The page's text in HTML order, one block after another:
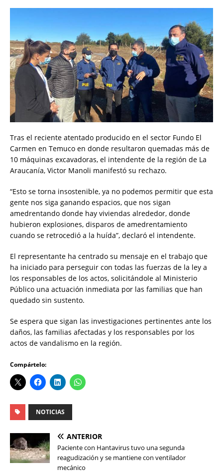
Tras el reciente atentado producido en el sector Fundo El
Carmen en Temuco en donde resultaron quemadas más de
10 máquinas excavadoras, el intendente de la región de La
Araucanía, Victor Manoli manifestó su rechazo.
“Esto se torna insostenible, ya no podemos permitir que esta
gente nos siga ganando espacios, que nos sigan
amedrentando donde hay viviendas alrededor, donde
hubieron explosiones, disparos de amedrentamiento
cuando se retrocedió a la huída”, declaró el intendente.
El representante ha centrado su mensaje en el trabajo que
ha iniciado para perseguir con todas las fuerzas de la ley a
los responsables de los actos, solicitándole al Ministerio
Público una actuación inmediata por las familias que han
quedado sin sustento.
Se espera que sigan las investigaciones pertinentes ante los
daños, las familias afectadas y los responsables por los
actos de vandalismo en la región.
Compártelo:
NOTICIAS
ANTERIOR
Paciente con Hantavirus tuvo una segunda
reagudización y se mantiene con ventilador
mecánico